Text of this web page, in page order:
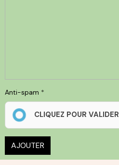
Anti-spam
CLIQUEZ POUR VALIDER
AJOUTER